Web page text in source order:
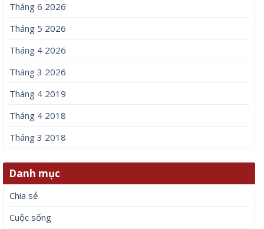
Tháng 6 2026
Tháng 5 2026
Tháng 4 2026
Tháng 3 2026
Tháng 4 2019
Tháng 4 2018
Tháng 3 2018
Danh mục
Chia sẻ
Cuộc sống